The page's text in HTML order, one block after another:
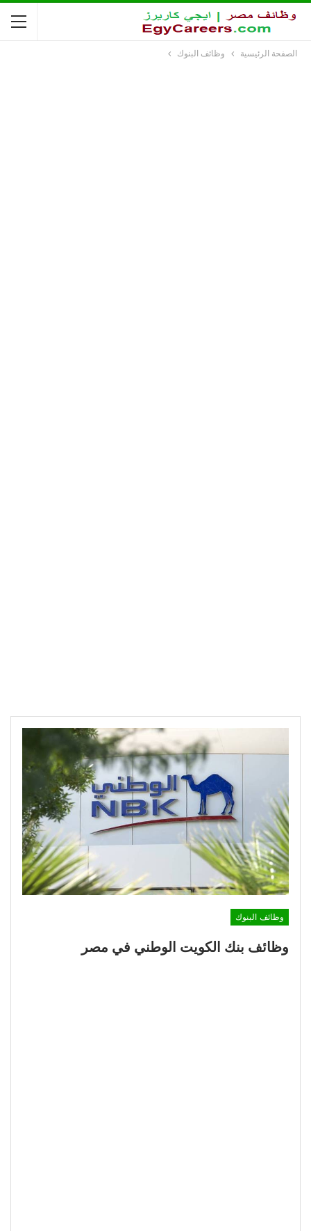
الصفحة الرئيسية وظائف البنوك
وظائف البنوك
وظائف بنك الكويت الوطني في مصر